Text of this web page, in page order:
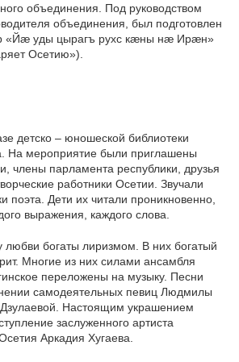
объединения. Под руководством
объединения, был подготовлен
«Йæ уды цырагъ рухс кæны нæ Ирæн»
Осетию»).
детско – юношеской библиотеки
На мероприятие были приглашены
члены парламента республики, друзья
работники Осетии. Звучали
поэта. Дети их читали проникновенно,
выражения, каждого слова.
любви богаты лиризмом. В них богатый
Многие из них силами ансамбля
переложены на музыку. Песни
самодеятельных певиц Людмилы
Настоящим украшением
заслуженного артиста
Аркадия Хугаева.